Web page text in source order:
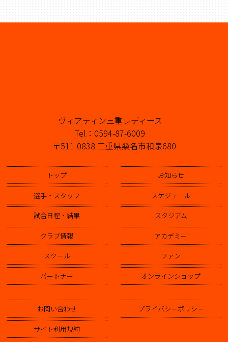
ヴィアティン三重レディース
Tel：0594-87-6009
〒511-0838 三重県桑名市和泉680
トップ お知らせ
選手・スタッフ スケジュール
試合日程・結果 スタジアム
クラブ情報 アカデミー
スクール ファン
パートナー オンラインショップ
お問い合わせ プライバシーポリシー
サイト利用規約